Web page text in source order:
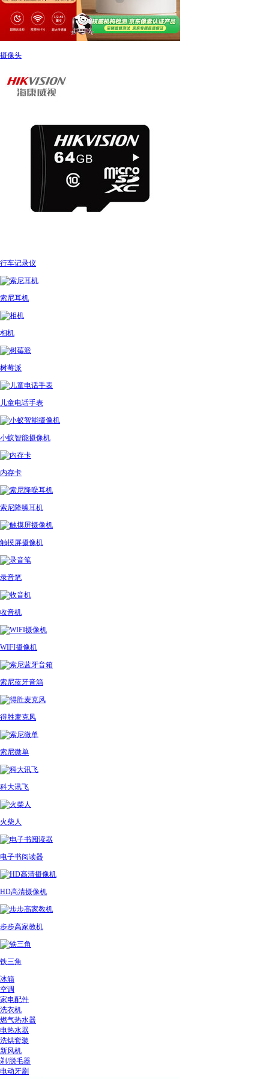
摄像头
行车记录仪
索尼耳机
相机
树莓派
儿童电话手表
小蚁智能摄像机
内存卡
索尼降噪耳机
触摸屏摄像机
录音笔
收音机
WIFI摄像机
索尼蓝牙音箱
得胜麦克风
索尼微单
科大讯飞
火柴人
电子书阅读器
HD高清摄像机
步步高家教机
铁三角
冰箱
空调
家电配件
洗衣机
燃气热水器
电热水器
洗烘套装
新风机
剃/脱毛器
电动牙刷